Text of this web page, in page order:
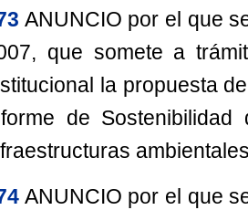
ANUNCIO por el que
que somete a
la propuesta
de
ANUNCIO por el que